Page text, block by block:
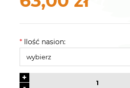
* Ilość nasion:
+